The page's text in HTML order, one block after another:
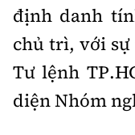
Thông tin tòa
soạn
định danh
chủ trì, với sự
Tư lệnh
diện Nhóm